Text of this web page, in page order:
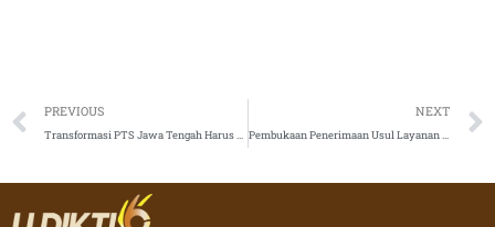
Prev
PREVIOUS
Transformasi PTS Jawa Tengah Harus Adaptif, Inovatif, Berdampak, dan Berkelanjutan
NEXT
Pembukaan Penerimaan Usul Layanan Perizinan Kelembagaan Perguruan Tinggi tahun 2026 Melalui SIAGA